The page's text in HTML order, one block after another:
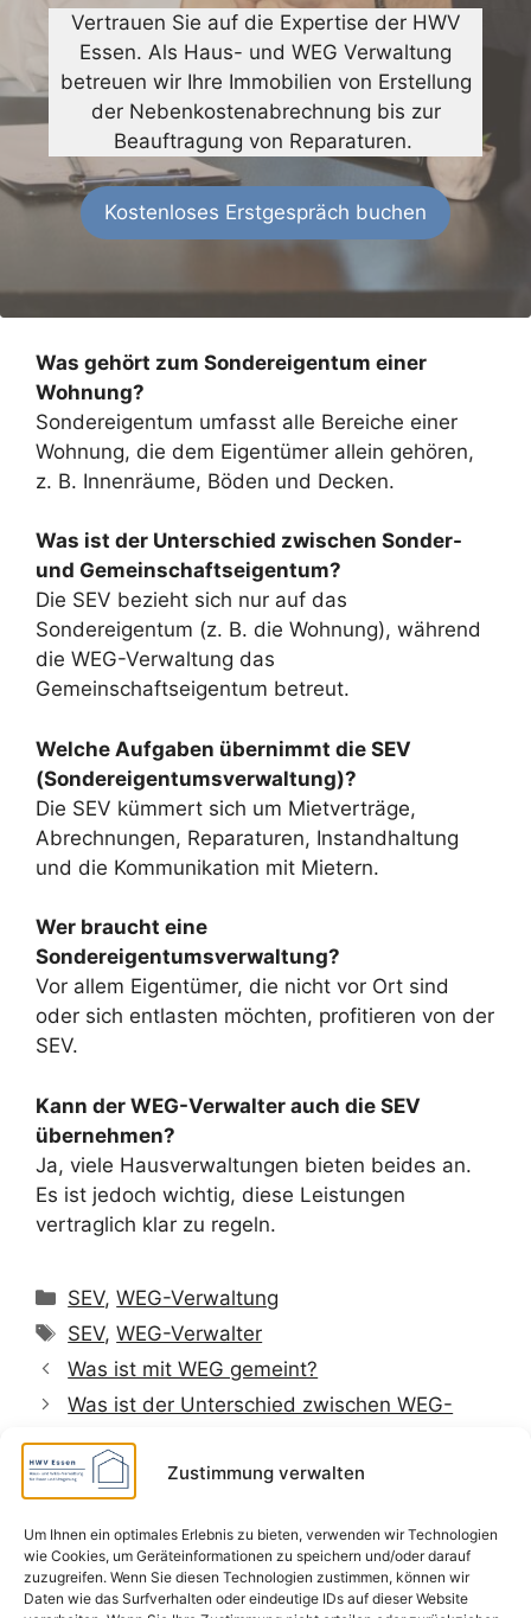
Zustimmung verwalten
Um Ihnen ein optimales Erlebnis zu bieten, verwenden wir Technologien
wie Cookies, um Geräteinformationen zu speichern und/oder darauf
zuzugreifen. Wenn Sie diesen Technologien zustimmen, können wir
Daten wie das Surfverhalten oder eindeutige IDs auf dieser Website
Vertrauen Sie auf die Expertise der HWV
Essen. Als Haus- und WEG Verwaltung
betreuen wir Ihre Immobilien von Erstellung
der Nebenkostenabrechnung bis zur
Beauftragung von Reparaturen.
Kostenloses Erstgespräch buchen
Was gehört zum Sondereigentum einer
Wohnung?
Sondereigentum umfasst alle Bereiche einer
Wohnung, die dem Eigentümer allein gehören,
z. B. Innenräume, Böden und Decken.
Was ist der Unterschied zwischen Sonder-
und Gemeinschaftseigentum?
Die SEV bezieht sich nur auf das
Sondereigentum (z. B. die Wohnung), während
die WEG-Verwaltung das
Gemeinschaftseigentum betreut.
Welche Aufgaben übernimmt die SEV
(Sondereigentumsverwaltung)?
Die SEV kümmert sich um Mietverträge,
Abrechnungen, Reparaturen, Instandhaltung
und die Kommunikation mit Mietern.
Wer braucht eine
Sondereigentumsverwaltung?
Vor allem Eigentümer, die nicht vor Ort sind
oder sich entlasten möchten, profitieren von der
SEV.
Kann der WEG-Verwalter auch die SEV
übernehmen?
Ja, viele Hausverwaltungen bieten beides an.
Es ist jedoch wichtig, diese Leistungen
vertraglich klar zu regeln.
Kategorien
SEV,WEG-Verwaltung
Schlagwörter
SEV,WEG-Verwalter
Was ist mit WEG gemeint?
Was ist der Unterschied zwischen WEG-
und SEV-Verwaltung?
Impressum